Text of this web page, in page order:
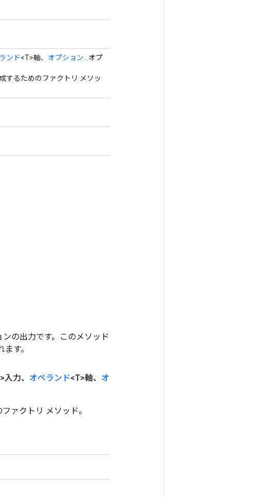
ンド<T>軸、 オプション... オプ
するためのファクトリ メソッ
の出力です。このメソッド
す。
力、 オペランド<T>軸、 オ
ァクトリ メソッド。